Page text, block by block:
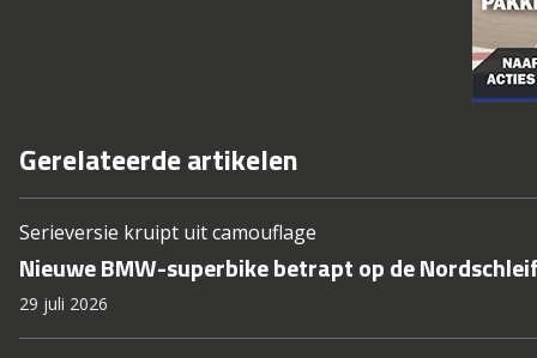
Gerelateerde artikelen
Serieversie kruipt uit camouflage
Nieuwe BMW-superbike betrapt op de
29 juli 2026